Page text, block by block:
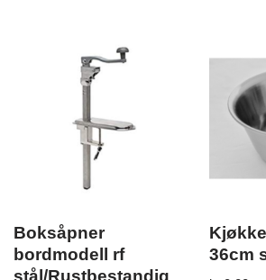
Boksåpner
bordmodell rf
stål/Rustbestandig
36cm